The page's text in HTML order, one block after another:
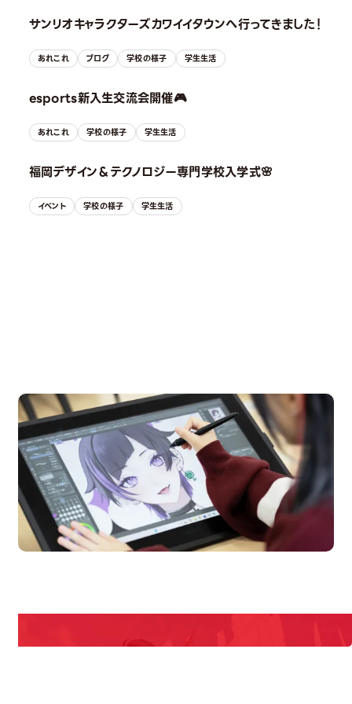
サンリオキャラクターズカワイイタウンへ行ってきました！
あれこれ ブログ 学校の様子 学生生活
esports新入生交流会開催🎮
あれこれ 学校の様子 学生生活
福岡デザイン＆テクノロジー専門学校入学式🌸
イベント 学校の様子 学生生活
Campus Open